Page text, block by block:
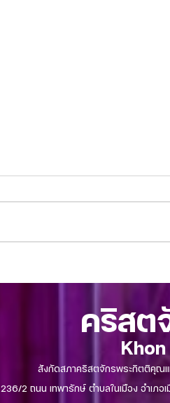
คริสต
สังกัดสภาคริสตจักรพระกิตติคุณแห่
236/2 ถนน เทพารักษ์ ตำบลในเมือง อำเภ